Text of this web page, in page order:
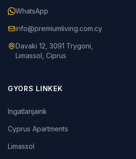
WhatsApp
info@premiumliving.com.cy
Davaki 12, 3091 Trygoni,
Limassol, Ciprus
GYORS LINKEK
Ingatlanjaink
Cyprus Apartments
Limassol